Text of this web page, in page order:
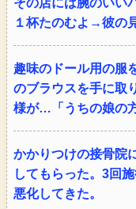
１杯たのむよ→彼の
趣味のドール用の服
のブラウスを手に取
様が…「うちの娘の
かかりつけの接骨院
してもらった。3回
悪化してきた。